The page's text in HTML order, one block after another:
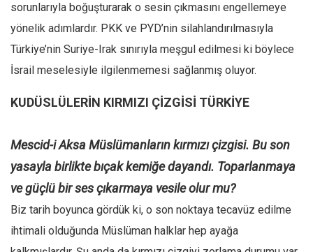
sorunlarıyla boğuşturarak o sesin çıkmasını engellemeye
yönelik adımlardır. PKK ve PYD’nin silahlandırılmasıyla
Türkiye’nin Suriye-Irak sınırıyla meşgul edilmesi ki böylece
İsrail meselesiyle ilgilenmemesi sağlanmış oluyor.
KUDÜSLÜLERİN KIRMIZI ÇİZGİSİ TÜRKİYE
Mescid-i Aksa Müslümanların kırmızı çizgisi. Bu son
yasayla birlikte bıçak kemiğe dayandı. Toparlanmaya
ve güçlü bir ses çıkarmaya vesile olur mu?
Biz tarih boyunca gördük ki, o son noktaya tecavüz edilme
ihtimali olduğunda Müslüman halklar hep ayağa